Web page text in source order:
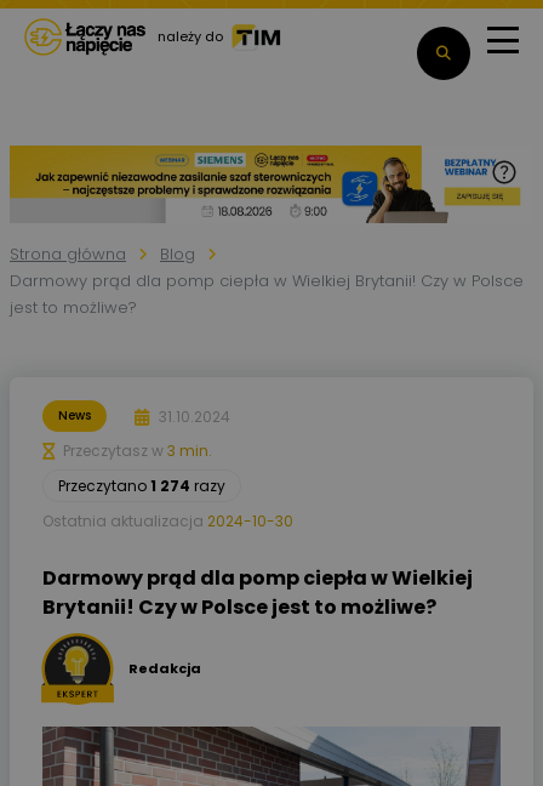
należy do
Strona główna
Blog
Darmowy prąd dla pomp ciepła w Wielkiej Brytanii! Czy w Polsce
jest to możliwe?
News
31.10.2024
Przeczytasz w 3 min.
Przeczytano1 274 razy
Ostatnia aktualizacja 2024-10-30
Darmowy prąd dla pomp ciepła w Wielkiej
Brytanii! Czy w Polsce jest to możliwe?
Redakcja